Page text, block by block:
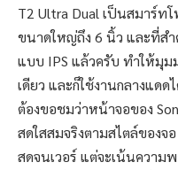
T2 Ultra Dual เป็นสมาร์ท
ขนาดใหญ่ถึง 6 นิ้ว และที่ส
แบบ IPS แล้วครับ ทำให้มุม
เดียว และก็ใช้งานกลางแด
ต้องขอชมว่าหน้าจอของ
สดใสสมจริงตามสไตล์ของจ
สดจนเวอร์ แต่จะเน้นความ